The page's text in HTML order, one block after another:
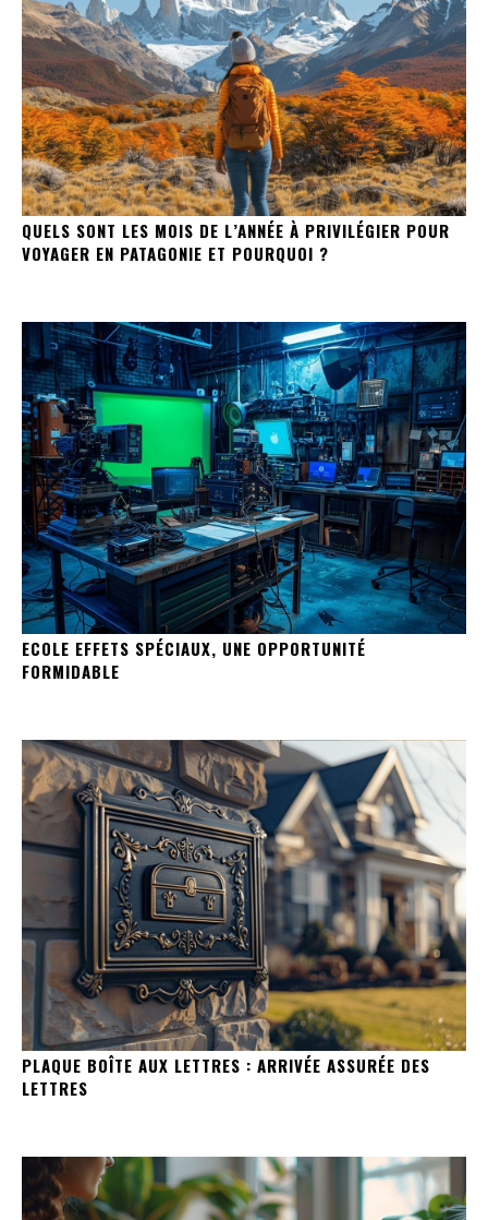
QUELS SONT LES MOIS DE L’ANNÉE À PRIVILÉGIER POUR
VOYAGER EN PATAGONIE ET POURQUOI ?
ECOLE EFFETS SPÉCIAUX, UNE OPPORTUNITÉ
FORMIDABLE
PLAQUE BOÎTE AUX LETTRES : ARRIVÉE ASSURÉE DES
LETTRES